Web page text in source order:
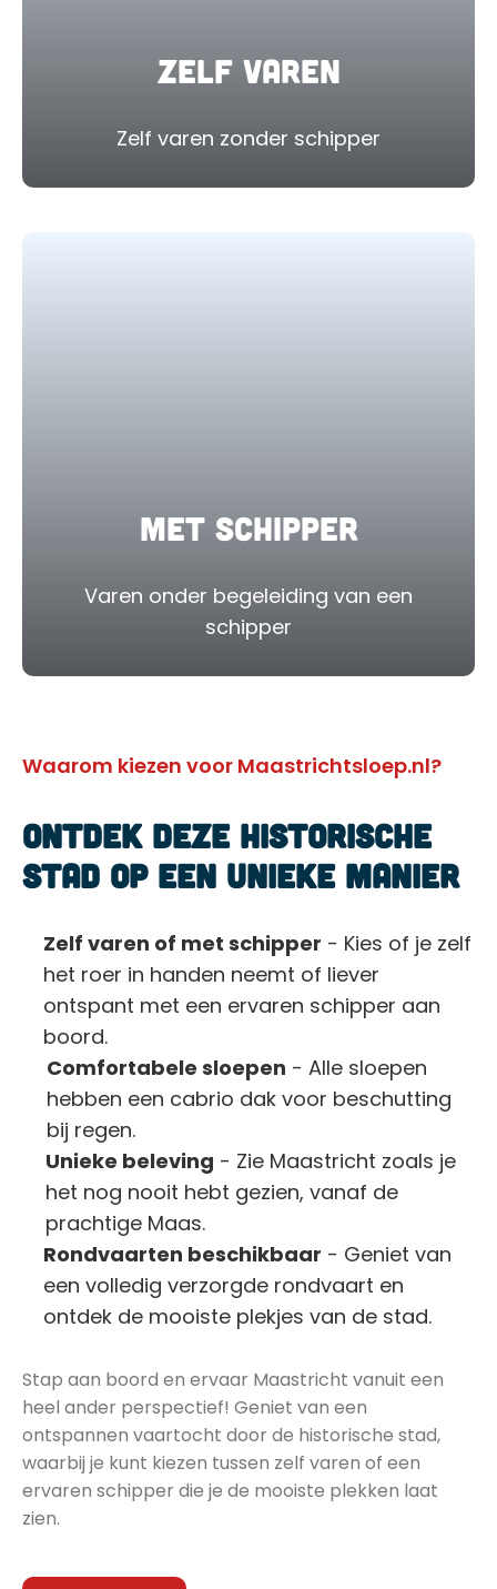
Zelf varen
Zelf varen zonder schipper
Met schipper
Varen onder begeleiding van een
schipper
Waarom kiezen voor Maastrichtsloep.nl?
Ontdek deze historische
stad op een unieke manier
Zelf varen of met schipper - Kies of je zelf
het roer in handen neemt of liever
ontspant met een ervaren schipper aan
boord.
Comfortabele sloepen - Alle sloepen
hebben een cabrio dak voor beschutting
bij regen.
Unieke beleving - Zie Maastricht zoals je
het nog nooit hebt gezien, vanaf de
prachtige Maas.
Rondvaarten beschikbaar - Geniet van
een volledig verzorgde rondvaart en
ontdek de mooiste plekjes van de stad.
Stap aan boord en ervaar Maastricht vanuit een
heel ander perspectief! Geniet van een
ontspannen vaartocht door de historische stad,
waarbij je kunt kiezen tussen zelf varen of een
ervaren schipper die je de mooiste plekken laat
zien.